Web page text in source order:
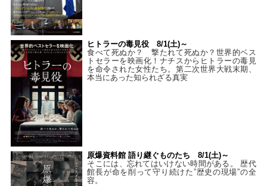
ヒトラーの毒見役 8/1(土)～
食べて死ぬか？ 撃たれて死ぬか？世界的ベス
トセラーを映画化！ナチスからヒトラーの毒見
を命令された女性たち。第二次世界大戦末期、
本当にあった知られざる真実
原爆資料館 語り継ぐものたち 8/1(土)～
そこには、忘れてはいけない時間がある。 歴代
館長が命を削って守り続けた”歴史の現場”の全
容。